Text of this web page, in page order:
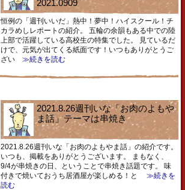
2021.0909
恒例の「週刊いいだ」熱中！夢中！ハイスクール！チ
カラめしレポートの紹介。 五輪の余韻もある中での陸
上部で活躍している高校生の特集でした。 見ているだ
けで、元気が出てくる紙面です！いつもありがとうご
ざい ≫続きを読む
2021.8.26週刊いな「お肉のよもや
ま話」テーマは串焼き
2021.8.26週刊いな「お肉のよもやま話」の紹介です。
いつも、掲載をありがとうございます。 まもなく、
9/4が串焼きの日、ということで串焼き話題です。 味
付きで焼いておうち居酒屋が楽しめる！と
≫続きを
読む